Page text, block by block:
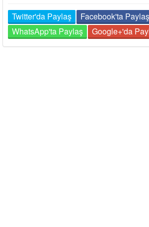
Twitter'da Paylaş
Facebook'ta Paylaş
WhatsApp'ta Paylaş
Google+'da